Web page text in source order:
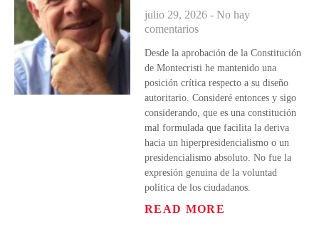
julio 29, 2026 No hay
comentarios
Desde la aprobación de la Constitución
de Montecristi he mantenido una
posición crítica respecto a su diseño
autoritario. Consideré entonces y sigo
considerando, que es una constitución
mal formulada que facilita la deriva
hacia un hiperpresidencialismo o un
presidencialismo absoluto. No fue la
expresión genuina de la voluntad
política de los ciudadanos.
READ MORE